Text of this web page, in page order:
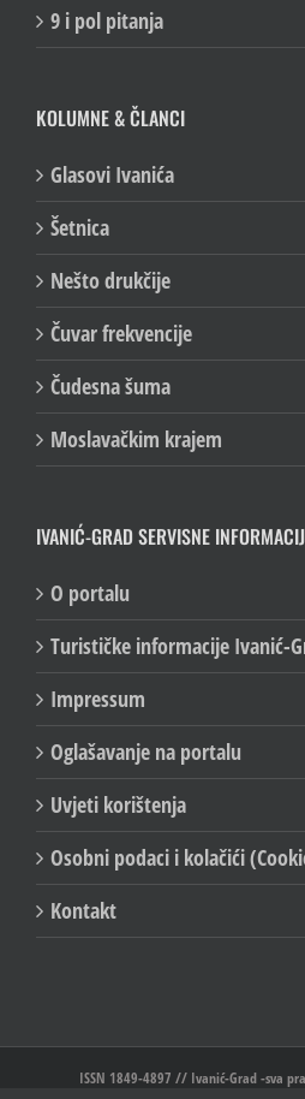
9 i pol pitanja
KOLUMNE & ČLANCI
Glasovi Ivanića
Šetnica
Nešto drukčije
Čuvar frekvencije
Čudesna šuma
Moslavačkim krajem
IVANIĆ-GRAD SERVISNE
O portalu
Turističke informacije Ivanić-
Impressum
Oglašavanje na portalu
Uvjeti korištenja
Osobni podaci i kolačići
Kontakt
ISSN 1849-4897 // Ivanić-Grad -sva